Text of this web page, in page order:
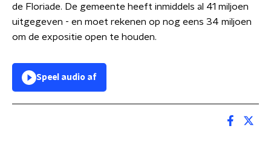
de Floriade. De gemeente heeft inmiddels al 41 miljoen
uitgegeven - en moet rekenen op nog eens 34 miljoen
om de expositie open te houden.
Speel audio af